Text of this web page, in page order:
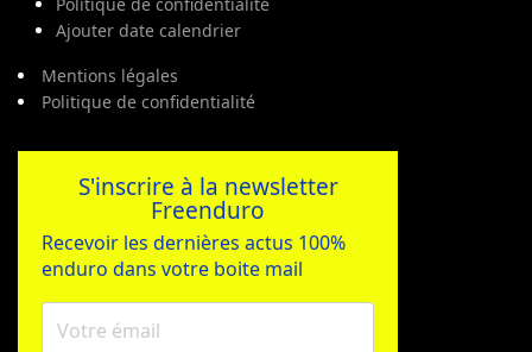
Politique de confidentialité
Ajouter date calendrier
Mentions légales
Politique de confidentialité
S'inscrire à la newsletter
Freenduro
Recevoir les dernières actus 100%
enduro dans votre boite mail